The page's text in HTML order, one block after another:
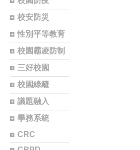
校安防災
性別平等教育
校園霸凌防制
三好校園
校園綠籬
議題融入
學務系統
CRC